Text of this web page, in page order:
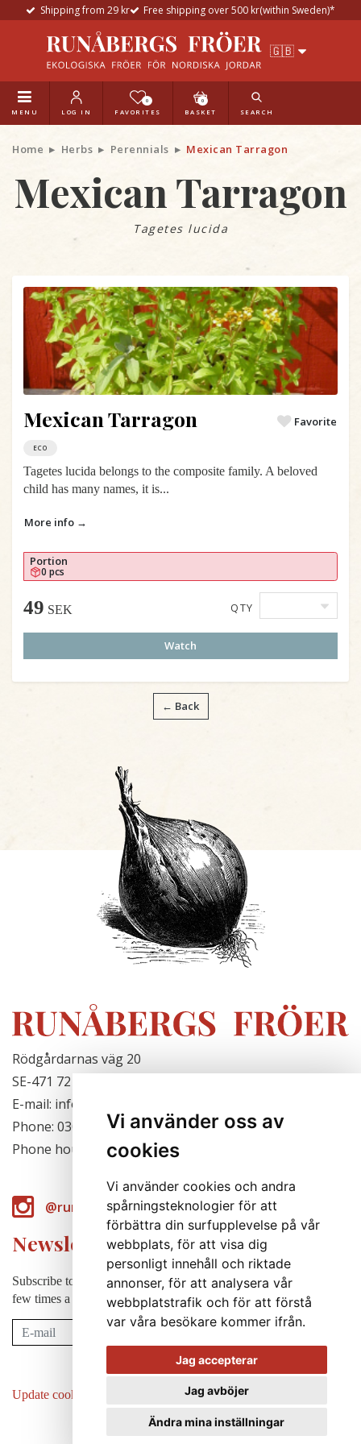
Vi använder oss av
cookies
Vi använder cookies och andra
spårningsteknologier för att
förbättra din surfupplevelse på vår
webbplats, för att visa dig
personligt innehåll och riktade
annonser, för att analysera vår
webbplatstrafik och för att förstå
var våra besökare kommer ifrån.
Jag accepterar
Jag avböjer
Ändra mina inställningar
Shipping from 29 kr Free shipping over 500 kr(within Sweden)*
MENU LOG IN
0
FAVORITES
0
BASKET SEARCH
Home Herbs Perennials Mexican Tarragon
Mexican Tarragon
Tagetes lucida
Mexican Tarragon Favorite
ECO
Tagetes lucida belongs to the composite family. A beloved
child has many names, it is...
More info →
Portion
0 pcs
49 SEK QTY
Watch
← Back
Rödgårdarnas väg 20
SE-471 72 Hjälteby, Sweden
E-mail: info@runabergsfroer.se
Phone: 0303-777140
Phone hours: Closed for the season
@runabergsfroer
Newsletter
Subscribe to our newsletter to receive news, cultivation tips etc. a
few times a year (in swedish).
Subscribe
Update cookies preferences